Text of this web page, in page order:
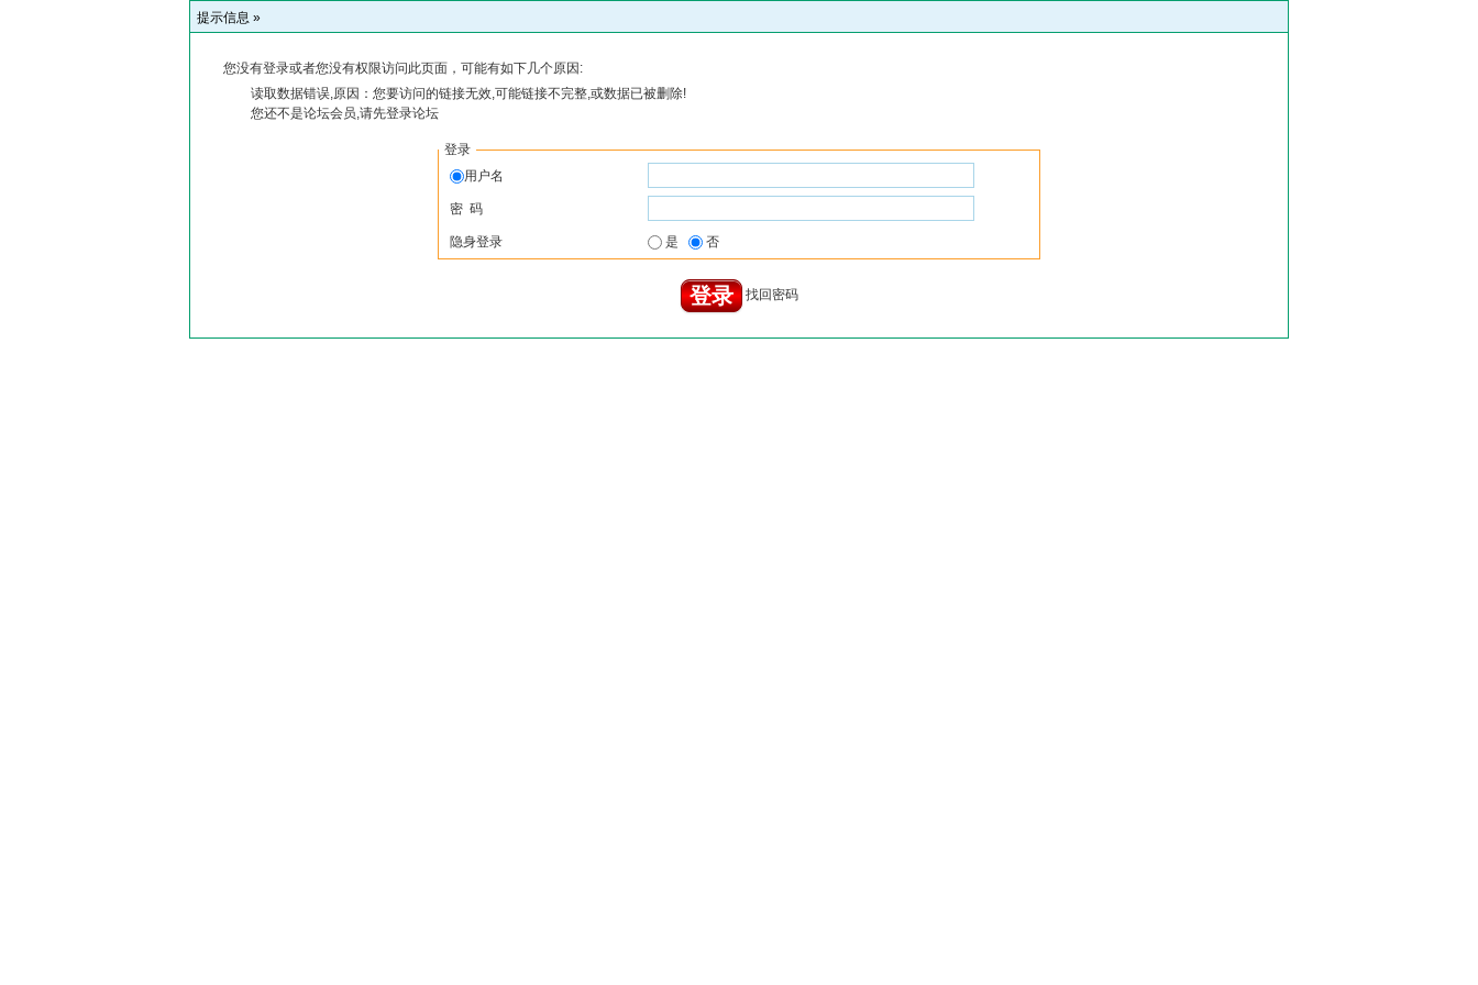
提示信息 »
您没有登录或者您没有权限访问此页面，可能有如下几个原因:
读取数据错误,原因：您要访问的链接无效,可能链接不完整,或数据已被删除!
您还不是论坛会员,请先登录论坛
登录
用户名
密 码
隐身登录 是 否
找回密码